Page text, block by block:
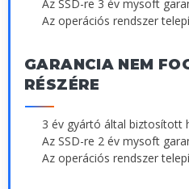
Az SSD-re 3 év mysoft
Az operációs rendszer
GARANCIA NEM
RÉSZÉRE
3 év gyártó által biztosított
Az SSD-re 2 év mysoft
Az operációs rendszer